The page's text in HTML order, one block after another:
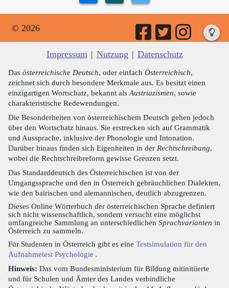
© 2026
Impressum | Nutzung | Datenschutz
Das österreichische Deutsch, oder einfach Österreichisch,
zeichnet sich durch besondere Merkmale aus. Es besitzt einen
einzigartigen Wortschatz, bekannt alsAustriazismen, sowie
charakteristische Redewendungen.
Die Besonderheiten von österreichischem Deutsch gehen jedoch
über den Wortschatz hinaus. Sie erstrecken sich auf Grammatik
und Aussprache, inklusive der Phonologie und Intonation.
Darüber hinaus finden sich Eigenheiten in der Rechtschreibung,
wobei die Rechtschreibreform gewisse Grenzen setzt.
Das Standarddeutsch des Österreichischen ist von der
Umgangssprache und den in Österreich gebräuchlichen Dialekten,
wie den bairischen und alemannischen, deutlich abzugrenzen.
Dieses Online Wörterbuch der österreichischen Sprache definiert
sich nicht wissenschaftlich, sondern versucht eine möglichst
umfangreiche Sammlung an unterschiedlichen Sprachvarianten in
Österreich zu sammeln.
Für Studenten in Österreich gibt es eine Testsimulation für den
Aufnahmetest Psychologie .
Hinweis: Das vom Bundesministerium für Bildung mitinitiierte
und für Schulen und Ämter des Landes verbindliche